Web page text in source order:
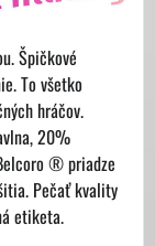
Špičkové
To všetko
hráčov.
20%
® priadze
Pečať kvality
etiketa.